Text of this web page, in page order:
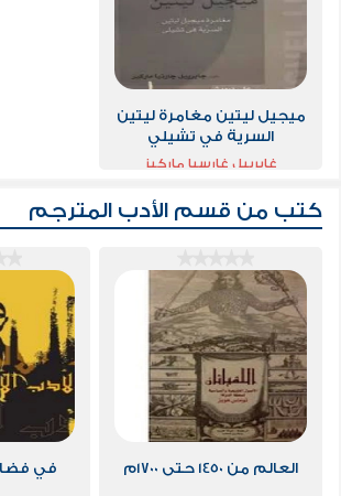
ميجيل ليتين مغامرة ليتين
السرية في تشيلي
غابرييل غارسيا ماركيز
كتب من قسم الأدب المترجم
العالم من 1450 حتى 1700م في فضاء